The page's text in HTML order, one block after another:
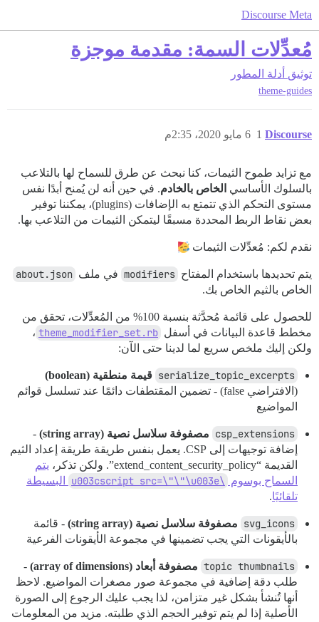
Discourse Meta
مُعدِّلات السمة: مقدمة موجزة
توثيق أدلة المطور
theme-guides
Discourse 6 مايو 2020، 2:35م 1
مع تزايد طموح الثيمات، كنا نبحث عن طرق للسماح لها بالتلاعب
بالسلوك الأساسي الخاص بالخادم. في حين أنه لن يُمنح أبدًا نفس
مستوى التحكم الذي تتمتع به الإضافات (plugins)، يمكننا توفير
بعض نقاط الربط المحددة مسبقًا ليتمكن الثيمات من التلاعب بها.
نقدم لكم: مُعدِّلات الثيمات
يتم تحديدها باستخدام المفتاح modifiers في ملف about.json
الخاص بالثيم الخاص بك.
للحصول على قائمة مُحدَّثة بنسبة 100% من المُعدِّلات، تحقق من
مخطط قاعدة البيانات في أسفل theme_modifier_set.rb ،
ولكن إليك ملخص سريع لما لدينا حتى الآن:
serialize_topic_excerpts قيمة منطقية (boolean)
(الافتراضي false) - تضمين المقتطفات دائمًا عند تسلسل قوائم
المواضيع
csp_extensions مصفوفة سلاسل نصية (string array)
-
إضافة توجيهات إلى CSP. يعمل بنفس طريقة طريقة إعداد الثيم
القديمة “extend_content_security_policy”. ولكن تذكر،
يتم
السماح بوسوم \u003cscript src=\"\"\u003e
البسيطة
تلقائيًا.
svg_icons مصفوفة سلاسل نصية (string array)
- قائمة
بالأيقونات التي يجب تضمينها في مجموعة الأيقونات الفرعية
topic thumbnails مصفوفة أبعاد (array of dimensions)
-
طلب دقة إضافية في مجموعة صور مصغرات المواضيع. لاحظ
أنها تُنشأ بشكل غير متزامن، لذا يجب عليك الرجوع إلى الصورة
الأصلية إذا لم يتم توفير الحجم الذي طلبته. مزيد من المعلومات